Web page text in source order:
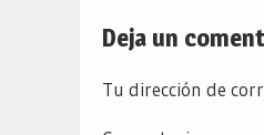
Deja un
Tu dirección de